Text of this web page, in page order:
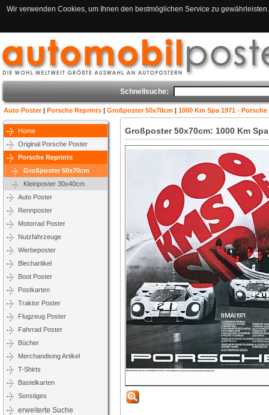
Wir verwenden Cookies, um Ihnen den bestmöglichen Service zu
Schnellsuche:
Auto Poster| Porsche Reprints | Großposter 50x70cm | 1000 Km Spa 1971 -
Home
Original Porsche Poster
Porsche Reprints
Großposter 50x70cm
Kleinposter 30x40cm
Auto Poster
Rennposter
Motorrad Poster
Nutzfahrzeuge
Werbeposter
Blechartikel
Boot Poster
Postkarten
Traktor Poster
Flugzeug Poster
Fahrrad Poster
Bücher
Merchandising Artikel
T-Shirts
Bastelkarten
Sonstiges
erweiterte Suche
Großposter 50x70cm: 1000 Km